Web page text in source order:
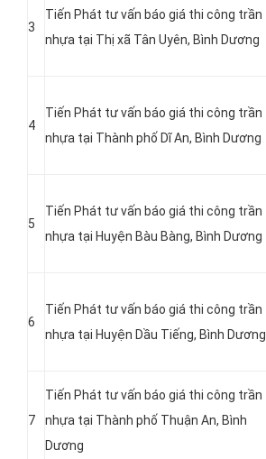
3
Tiến Phát tư vấn báo giá thi công trần
nhựa tại Thị xã Tân Uyên, Bình Dương
4
Tiến Phát tư vấn báo giá thi công trần
nhựa tại Thành phố Dĩ An, Bình Dương
5
Tiến Phát tư vấn báo giá thi công trần
nhựa tại Huyện Bàu Bàng, Bình Dương
6
Tiến Phát tư vấn báo giá thi công trần
nhựa tại Huyện Dầu Tiếng, Bình Dương
7
Tiến Phát tư vấn báo giá thi công trần
nhựa tại Thành phố Thuận An, Bình
Dương